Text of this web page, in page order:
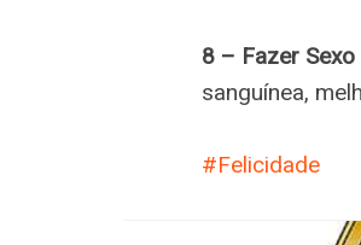
8 – Fazer Sexo
sanguínea,
Felicidade